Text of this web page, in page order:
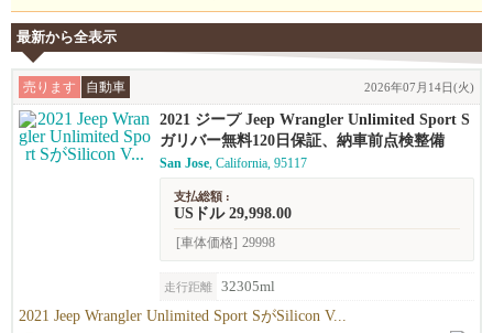
最新から全表示
売ります 自動車 2026年07月14日(火)
2021 ジープ Jeep Wrangler Unlimited Sport S
ガリバー無料120日保証、納車前点検整備
San Jose, California, 95117
支払総額 :
USドル 29,998.00
[車体価格] 29998
走行距離 32305ml
2021 Jeep Wrangler Unlimited Sport SがSilicon V...